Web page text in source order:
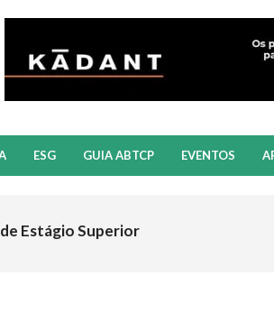
ESG GUIA ABTCP EVENTOS
Estágio Superior